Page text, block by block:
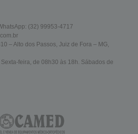
(32) 99953-4717
– Alto dos Passos, Juiz de Fora – MG,
feira, de 08h30 às 18h. Sábados de